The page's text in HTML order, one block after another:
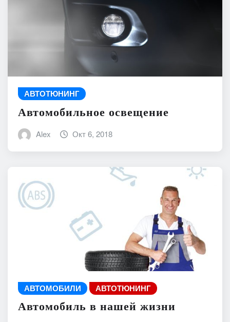
АВТОТЮНИНГ
Автомобильное освещение
Alex Окт 6, 2018
АВТОМОБИЛИ АВТОТЮНИНГ
Автомобиль в нашей жизни